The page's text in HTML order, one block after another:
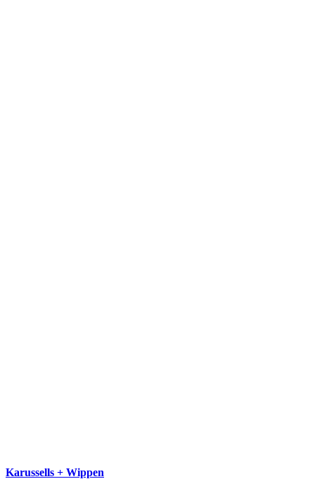
Karussells + Wippen